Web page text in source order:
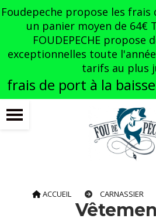
Foudepeche propose les
un panier moyen de 64€
FOUDEPECHE propose
exceptionnelles toute
tarifs au plus
frais de port à la
ACCUEIL CARNASSIER